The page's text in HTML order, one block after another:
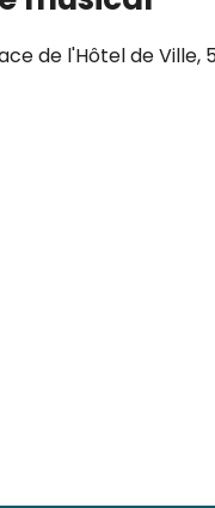
de l'Hôtel de